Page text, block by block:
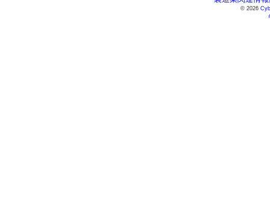
© 2026